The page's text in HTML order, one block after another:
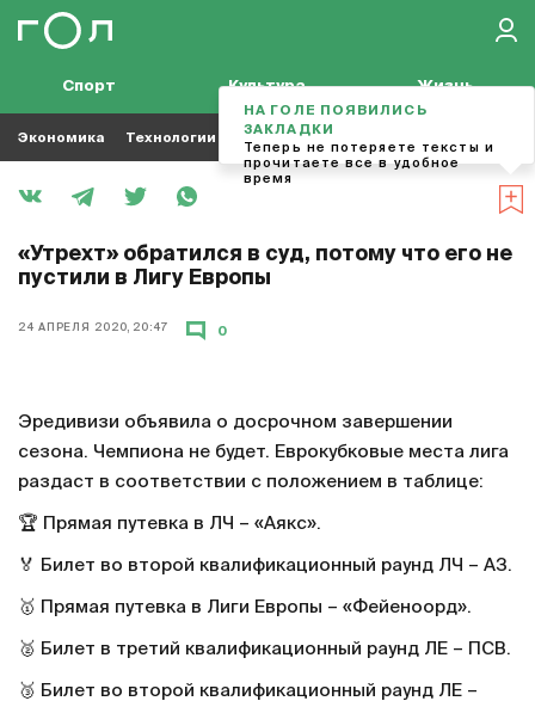
Спорт Культура Жизнь
Экономика Технологии Кино Футбол
«Утрехт» обратился в суд, потому что его не
пустили в Лигу Европы
24 АПРЕЛЯ 2020, 20:47 0
Эредивизи объявила о досрочном завершении
сезона. Чемпиона не будет. Еврокубковые места лига
раздаст в соответствии с положением в таблице:
🏆 Прямая путевка в ЛЧ – «Аякс».
🏅 Билет во второй квалификационный раунд ЛЧ – АЗ.
🥇 Прямая путевка в Лиги Европы – «Фейеноорд».
🥈 Билет в третий квалификационный раунд ЛЕ – ПСВ.
🥉 Билет во второй квалификационный раунд ЛЕ –
НА ГОЛЕ ПОЯВИЛИСЬ
ЗАКЛАДКИ
Теперь не потеряете тексты и
прочитаете все в удобное
время